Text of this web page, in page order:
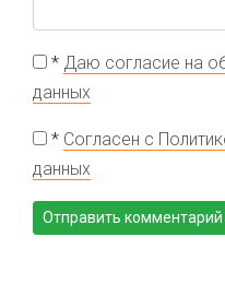
* Даю согласие на
данных
* Согласен с
данных